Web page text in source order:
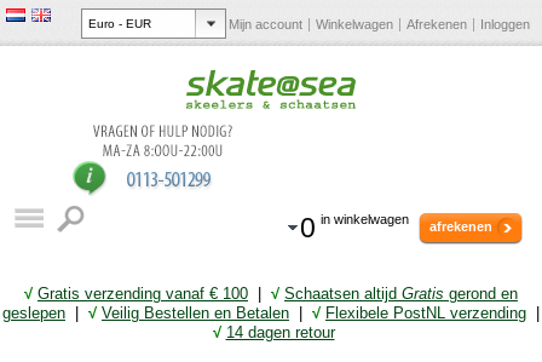
Mijn account Winkelwagen Afrekenen Inloggen
0 in winkelwagen afrekenen
√ Gratis verzending vanaf € 100 √ Schaatsen altijd Gratis gerond en
geslepen
√ Veilig Bestellen en Betalen √ Flexibele PostNL verzending
√ 14 dagen retour